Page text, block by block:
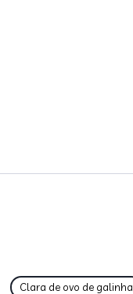
Clara de ovo de galinha